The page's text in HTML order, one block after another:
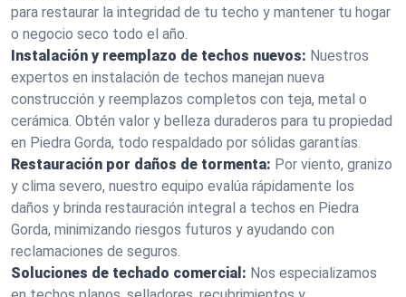
para restaurar la integridad de tu techo y mantener tu hogar
o negocio seco todo el año.
Instalación y reemplazo de techos nuevos: Nuestros
expertos en instalación de techos manejan nueva
construcción y reemplazos completos con teja, metal o
cerámica. Obtén valor y belleza duraderos para tu propiedad
en Piedra Gorda, todo respaldado por sólidas garantías.
Restauración por daños de tormenta: Por viento, granizo
y clima severo, nuestro equipo evalúa rápidamente los
daños y brinda restauración integral a techos en Piedra
Gorda, minimizando riesgos futuros y ayudando con
reclamaciones de seguros.
Soluciones de techado comercial: Nos especializamos